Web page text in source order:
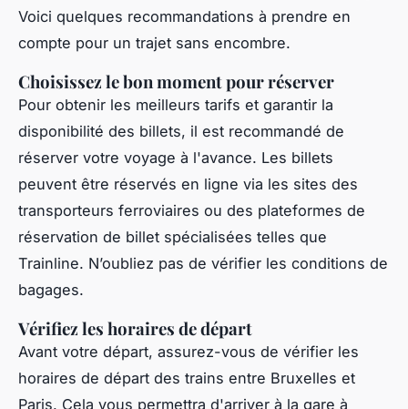
Voici quelques recommandations à prendre en
compte pour un trajet sans encombre.
Choisissez le bon moment pour réserver
Pour obtenir les meilleurs tarifs et garantir la
disponibilité des billets, il est recommandé de
réserver votre voyage à l'avance. Les billets
peuvent être réservés en ligne via les sites des
transporteurs ferroviaires ou des plateformes de
réservation de billet spécialisées telles que
Trainline. N’oubliez pas de vérifier les conditions de
bagages.
Vérifiez les horaires de départ
Avant votre départ, assurez-vous de vérifier les
horaires de départ des trains entre Bruxelles et
Paris. Cela vous permettra d'arriver à la gare à